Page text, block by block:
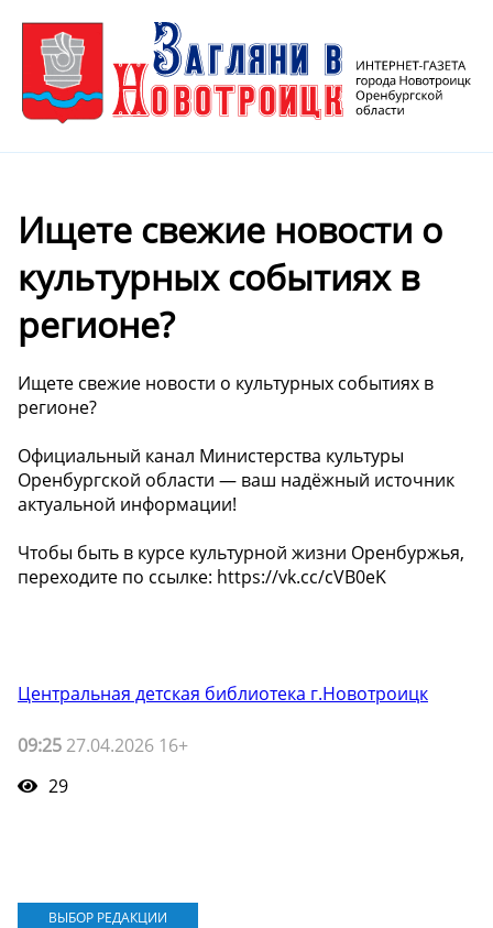
Ищете свежие новости о
культурных событиях в
регионе?
Ищете свежие новости о культурных событиях в
регионе?
Официальный канал Министерства культуры
Оренбургской области — ваш надёжный источник
актуальной информации!
Чтобы быть в курсе культурной жизни Оренбуржья,
переходите по ссылке: https://vk.cc/cVB0eK
Центральная детская библиотека г.Новотроицк
09:25 27.04.2026 16+
29
ВЫБОР РЕДАКЦИИ